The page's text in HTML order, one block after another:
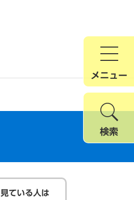
メニュー
検索
ている人は